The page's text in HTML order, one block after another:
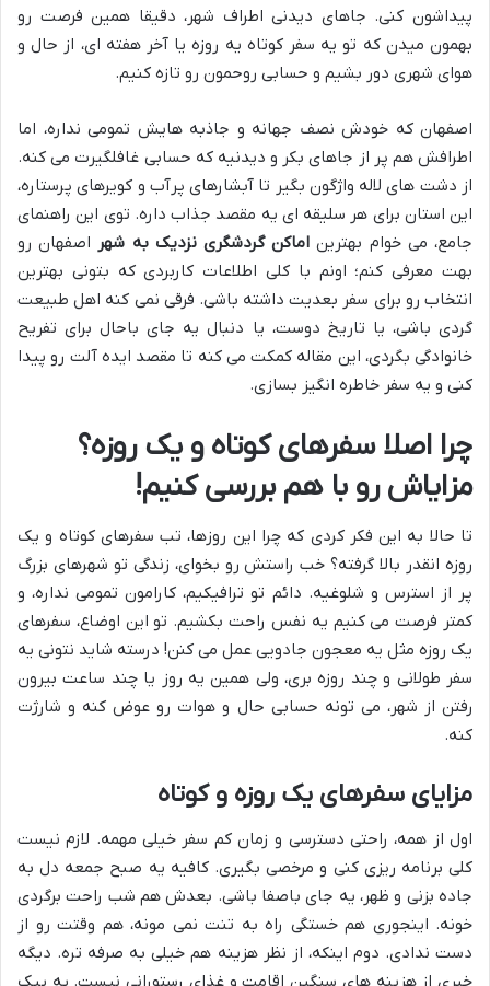
پیداشون کنی. جاهای دیدنی اطراف شهر، دقیقا همین فرصت رو
بهمون میدن که تو یه سفر کوتاه یه روزه یا آخر هفته ای، از حال و
هوای شهری دور بشیم و حسابی روحمون رو تازه کنیم.
اصفهان که خودش نصف جهانه و جاذبه هایش تمومی نداره، اما
اطرافش هم پر از جاهای بکر و دیدنیه که حسابی غافلگیرت می کنه.
از دشت های لاله واژگون بگیر تا آبشارهای پرآب و کویرهای پرستاره،
این استان برای هر سلیقه ای یه مقصد جذاب داره. توی این راهنمای
جامع، می خوام بهترین اماکن گردشگری نزدیک به شهر اصفهان رو
بهت معرفی کنم؛ اونم با کلی اطلاعات کاربردی که بتونی بهترین
انتخاب رو برای سفر بعدیت داشته باشی. فرقی نمی کنه اهل طبیعت
گردی باشی، یا تاریخ دوست، یا دنبال یه جای باحال برای تفریح
خانوادگی بگردی، این مقاله کمکت می کنه تا مقصد ایده آلت رو پیدا
کنی و یه سفر خاطره انگیز بسازی.
چرا اصلا سفرهای کوتاه و یک روزه؟
مزایاش رو با هم بررسی کنیم!
تا حالا به این فکر کردی که چرا این روزها، تب سفرهای کوتاه و یک
روزه انقدر بالا گرفته؟ خب راستش رو بخوای، زندگی تو شهرهای بزرگ
پر از استرس و شلوغیه. دائم تو ترافیکیم، کارامون تمومی نداره، و
کمتر فرصت می کنیم یه نفس راحت بکشیم. تو این اوضاع، سفرهای
یک روزه مثل یه معجون جادویی عمل می کنن! درسته شاید نتونی یه
سفر طولانی و چند روزه بری، ولی همین یه روز یا چند ساعت بیرون
رفتن از شهر، می تونه حسابی حال و هوات رو عوض کنه و شارژت
کنه.
مزایای سفرهای یک روزه و کوتاه
اول از همه، راحتی دسترسی و زمان کم سفر خیلی مهمه. لازم نیست
کلی برنامه ریزی کنی و مرخصی بگیری. کافیه یه صبح جمعه دل به
جاده بزنی و ظهر، یه جای باصفا باشی. بعدش هم شب راحت برگردی
خونه. اینجوری هم خستگی راه به تنت نمی مونه، هم وقتت رو از
دست ندادی. دوم اینکه، از نظر هزینه هم خیلی به صرفه تره. دیگه
خبری از هزینه های سنگین اقامت و غذای رستورانی نیست. یه پیک